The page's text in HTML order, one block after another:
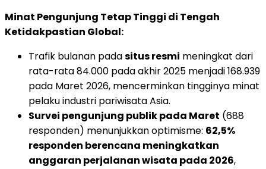
Minat Pengunjung Tetap Tinggi di Tengah
Ketidakpastian Global:
Trafik bulanan padasitus resmi meningkat dari
rata-rata 84.000 pada akhir 2025 menjadi 168.939
pada Maret 2026, mencerminkan tingginya minat
pelaku industri pariwisata Asia.
Survei pengunjung publik pada Maret (688
responden) menunjukkan optimisme: 62,5%
responden berencana meningkatkan
anggaran perjalanan wisata pada 2026,